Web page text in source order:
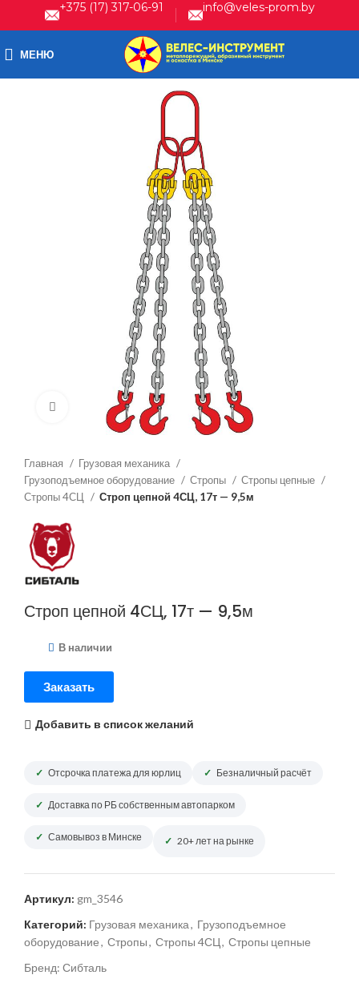
+375 (17) 317-06-91 info@veles-prom.by
МЕНЮ
Нажмите, чтобы увеличить
Главная
Грузовая механика
Грузоподъемное оборудование
Стропы
Стропы цепные
Стропы 4СЦ
Строп цепной 4СЦ, 17т — 9,5м
Строп цепной 4СЦ, 17т — 9,5м
В наличии
Заказать
Добавить в список желаний
Отсрочка платежа для юрлиц Безналичный расчёт
Доставка по РБ собственным автопарком
Самовывоз в Минске 20+ лет на рынке
Артикул: gm_3546
Категорий: Грузовая механика, Грузоподъемное
оборудование, Стропы, Стропы 4СЦ, Стропы цепные
Бренд: Сибталь